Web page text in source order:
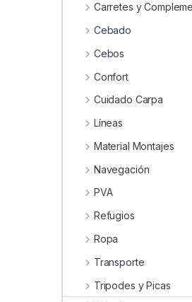
Carretes y
Cebado
Cebos
Confort
Cuidado Carpa
Líneas
Material Montajes
Navegación
PVA
Refugios
Ropa
Transporte
Tripodes y Picas